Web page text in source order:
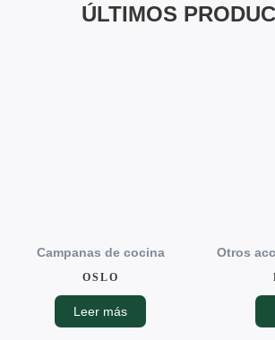
ÚLTIMOS
Campanas de cocina
OSLO
Leer más
Otros